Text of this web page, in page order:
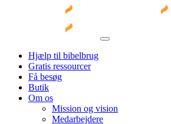
Hjælp til bibelbrug
Gratis ressourcer
Få besøg
Butik
Om os
Mission og vision
Medarbejdere